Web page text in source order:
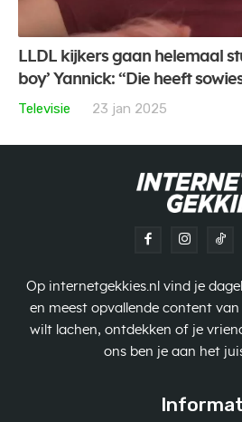
LLDL kijkers gaan helemaal
boy’ Yannick: “Die heeft
Televisie
23 jan 2025
Op internetgekkies.nl vind je
en meest opvallende content
wilt lachen, ontdekken of je
ons ben je aan het